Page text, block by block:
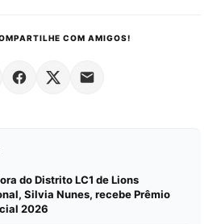
COM AMIGOS!
do Distrito LC1 de Lions
Silvia Nunes, recebe Prêmio
2026